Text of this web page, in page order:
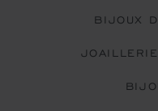
BIJOUX